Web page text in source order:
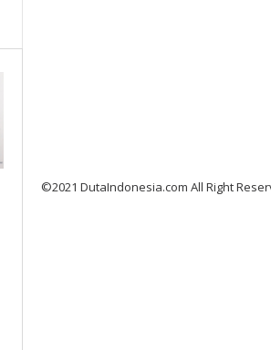
©2021 DutaIndonesia.com All Right